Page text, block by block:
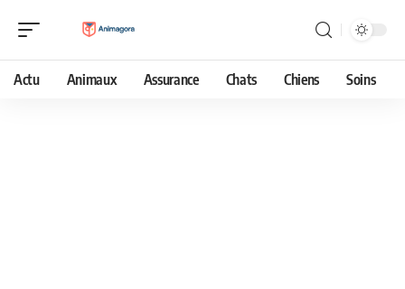
Actu Animaux Assurance Chats Chiens Soins